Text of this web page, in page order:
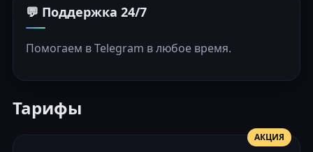
💬 Поддержка 24/7
Помогаем в Telegram в любое время.
Тарифы
АКЦИЯ